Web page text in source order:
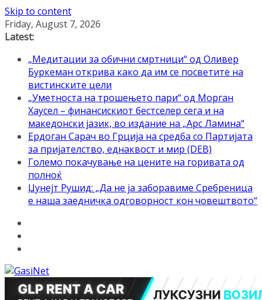
Skip to content
Friday, August 7, 2026
Latest:
„Медитации за обични смртници“ од Оливер
Буркеман открива како да им се посветите на
вистинските цели
„Уметноста на трошењето пари“ од Морган
Хаусел – финансискиот бестселер сега и на
македонски јазик, во издание на „Арс Ламина“
Ердоган Сарач во Грција на средба со Партијата
за пријателство, еднаквост и мир (DEB)
Големо покачување на цените на горивата од
полноќ
Џунејт Рушид: „Да не ја заборавиме Сребреница
е наша заедничка одговорност кон човештвото“